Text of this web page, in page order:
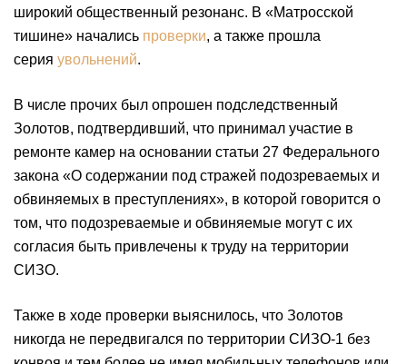
широкий общественный резонанс. В «Матросской
тишине» начались проверки, а также прошла
серия увольнений.
В числе прочих был опрошен подследственный
Золотов, подтвердивший, что принимал участие в
ремонте камер на основании статьи 27 Федерального
закона «О содержании под стражей подозреваемых и
обвиняемых в преступлениях», в которой говорится о
том, что подозреваемые и обвиняемые могут с их
согласия быть привлечены к труду на территории
СИЗО.
Также в ходе проверки выяснилось, что Золотов
никогда не передвигался по территории СИЗО-1 без